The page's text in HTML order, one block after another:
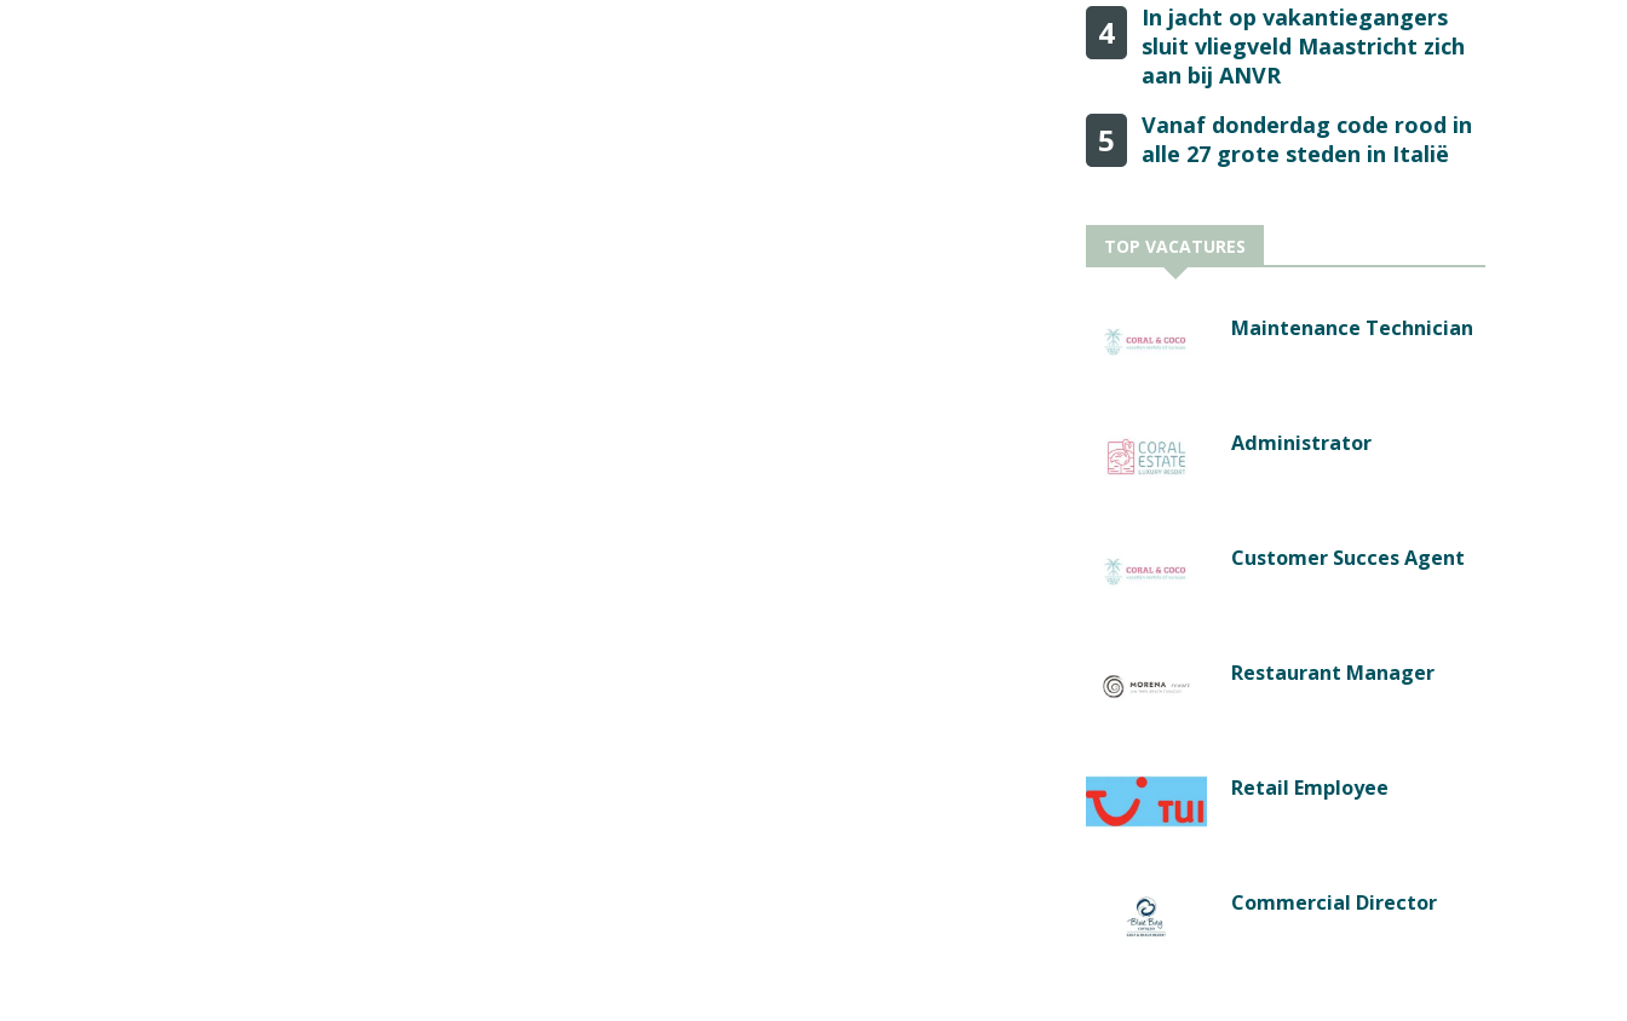
4
In jacht op vakantiegangers
sluit vliegveld Maastricht zich
aan bij ANVR
5
Vanaf donderdag code rood in
alle 27 grote steden in Italië
TOP VACATURES
Maintenance Technician
Administrator
Customer Succes Agent
Restaurant Manager
Retail Employee
Commercial Director